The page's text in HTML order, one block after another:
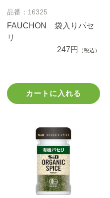
品番：16325
FAUCHON 袋入りパセ
リ
247円
（税込）
カートに入れる